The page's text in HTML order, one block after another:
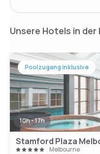
Unsere Hotels in der
Poolzugang inklusive
10h - 17h
Stamford Plaza
Melbourne